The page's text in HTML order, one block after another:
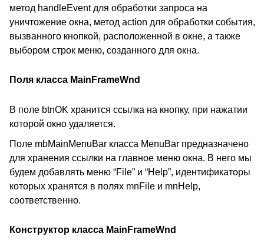
метод handleEvent для обработки запроса на
уничтожение окна, метод action для обработки события,
вызванного кнопкой, расположенной в окне, а также
выбором строк меню, созданного для окна.
Поля класса MainFrameWnd
В поле btnOK хранится ссылка на кнопку, при нажатии
которой окно удаляется.
Поле mbMainMenuBar класса MenuBar предназначено
для хранения ссылки на главное меню окна. В него мы
будем добавлять меню “File” и “Help”, идентификаторы
которых хранятся в полях mnFile и mnHelp,
соответственно.
Конструктор класса MainFrameWnd